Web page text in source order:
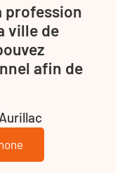
profession
ville de
afin de